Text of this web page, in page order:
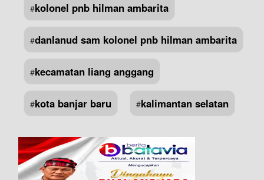
#kolonel pnb hilman ambarita
#danlanud sam kolonel pnb hilman ambarita
#kecamatan liang anggang
#kota banjar baru #kalimantan selatan